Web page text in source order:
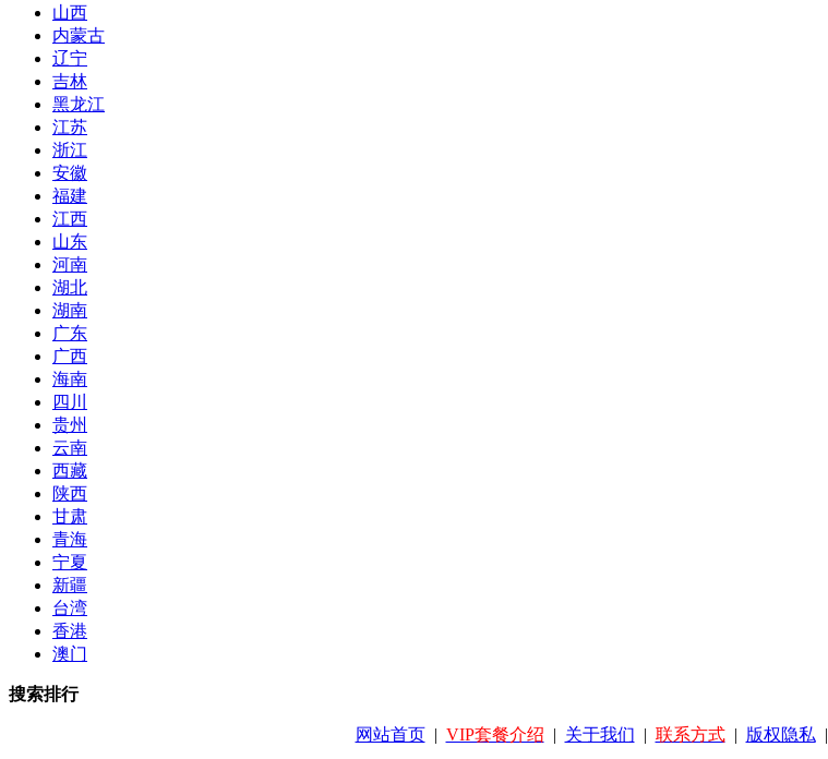
山西
内蒙古
辽宁
吉林
黑龙江
江苏
浙江
安徽
福建
江西
山东
河南
湖北
湖南
广东
广西
海南
四川
贵州
云南
西藏
陕西
甘肃
青海
宁夏
新疆
台湾
香港
澳门
搜索排行
网站首页| VIP套餐介绍 | 关于我们 | 联系方式| 版权隐私 |